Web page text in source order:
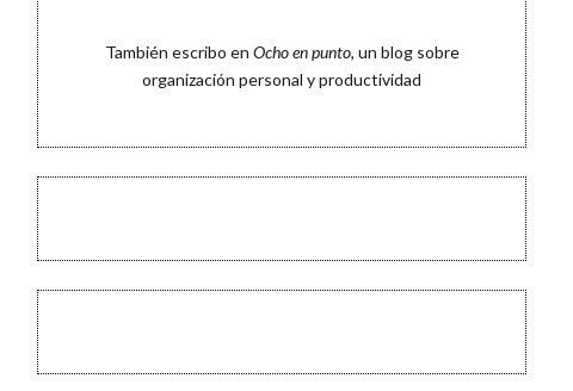
También escribo en Ocho en punto, un blog sobre
organización personal y productividad